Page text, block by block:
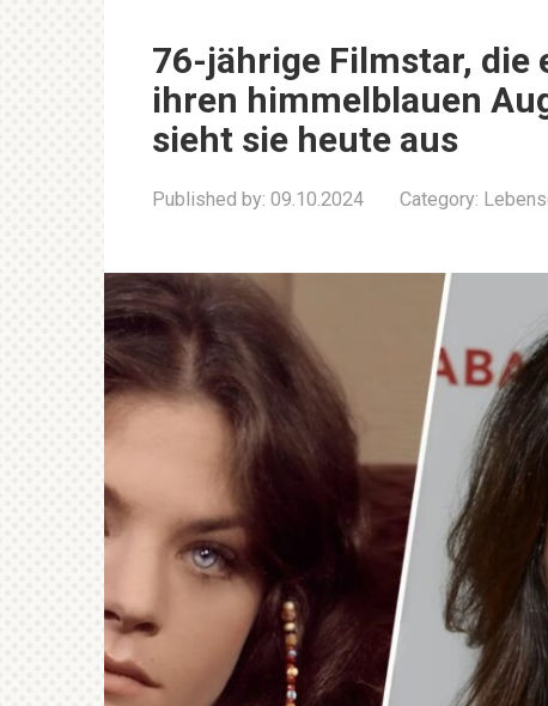
76-jährige Filmstar, die
ihren himmelblauen
sieht sie heute aus
Published by: 09.10.2024 Category: